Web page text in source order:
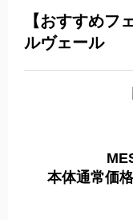
【おすすめフ
ルヴェール
本体通常価